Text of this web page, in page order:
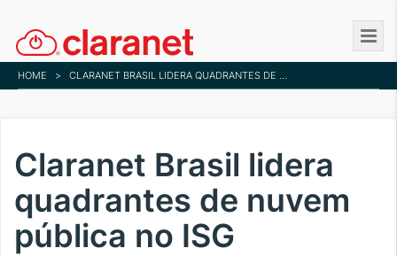
to
main
content
HOME > CLARANET BRASIL LIDERA QUADRANTES DE NUVEM PÚBLICA NO ISG
Claranet Brasil lidera
quadrantes de nuvem
pública no ISG